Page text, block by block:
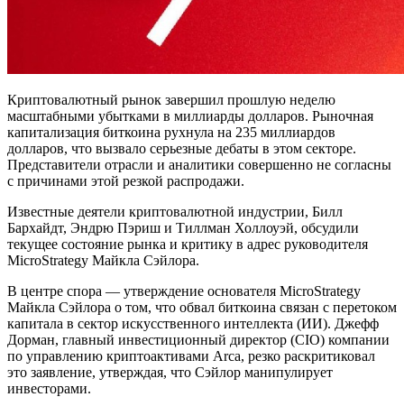
Криптовалютный рынок завершил прошлую неделю
масштабными убытками в миллиарды долларов. Рыночная
капитализация биткоина рухнула на 235 миллиардов
долларов, что вызвало серьезные дебаты в этом секторе.
Представители отрасли и аналитики совершенно не согласны
с причинами этой резкой распродажи.
Известные деятели криптовалютной индустрии, Билл
Бархайдт, Эндрю Пэриш и Тиллман Холлоуэй, обсудили
текущее состояние рынка и критику в адрес руководителя
MicroStrategy Майкла Сэйлора.
В центре спора — утверждение основателя MicroStrategy
Майкла Сэйлора о том, что обвал биткоина связан с перетоком
капитала в сектор искусственного интеллекта (ИИ). Джефф
Дорман, главный инвестиционный директор (CIO) компании
по управлению криптоактивами Arca, резко раскритиковал
это заявление, утверждая, что Сэйлор манипулирует
инвесторами.